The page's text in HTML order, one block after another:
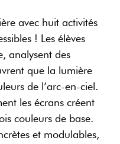
avec huit activités
! Les élèves
analysent des
que la lumière
de l’arc-en-ciel.
les écrans créent
couleurs de base.
et modulables,